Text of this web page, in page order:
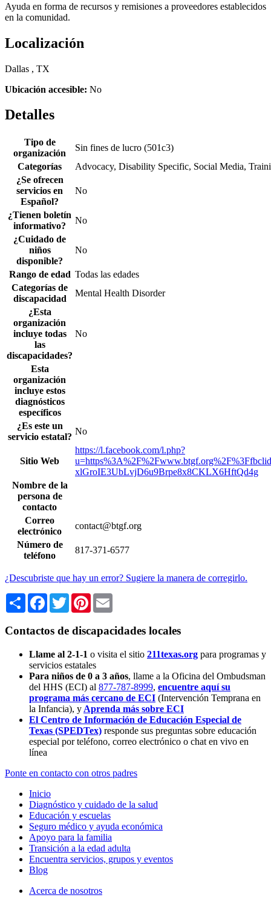
Ayuda en forma de recursos y remisiones a proveedores establecidos
en la comunidad.
Localización
Dallas , TX
Ubicación accesible: No
Detalles
Tipo de
organización
Sin fines de lucro (501c3)
Categorías
Advocacy, Disability Specific, Social Media,
¿Se ofrecen
servicios en
Español?
No
¿Tienen boletín
informativo?
No
¿Cuidado de
niños
disponible?
No
Rango de edad Todas las edades
Categorías de
discapacidad
Mental Health Disorder
¿Esta
organización
incluye todas
las
discapacidades?
No
Esta
organización
incluye estos
diagnósticos
específicos
¿Es este un
servicio estatal?
No
Sitio Web
https://l.facebook.com/l.php?
xlGroIE3UbLvjD6u9Brpe8x8CKLX6HftQd4g
Nombre de la
persona de
contacto
Correo
electrónico
contact@btgf.org
Número de
teléfono
817-371-6577
¿Descubriste que hay un error? Sugiere la manera de corregirlo.
Share Facebook
TwitterPinterest
Contactos de discapacidades locales
Llame al 2-1-1 o visita el sitio 211texas.org para programas y
servicios estatales
Para niños de 0 a 3 años, llame a la Oficina del Ombudsman
del HHS (ECI) al 877-787-8999, encuentre aquí su
programa más cercano de ECI (Intervención Temprana en
la Infancia), y Aprenda más sobre ECI
El Centro de Información de Educación Especial de
Texas (SPEDTex) responde sus preguntas sobre educación
especial por teléfono, correo electrónico o chat en vivo en
línea
Ponte en contacto con otros padres
Inicio
Diagnóstico y cuidado de la salud
Educación y escuelas
Seguro médico y ayuda económica
Apoyo para la familia
Transición a la edad adulta
Encuentra servicios, grupos y eventos
Blog
Acerca de nosotros